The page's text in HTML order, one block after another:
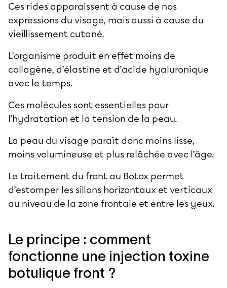
Ces rides apparaissent à cause de nos
expressions du visage, mais aussi à cause du
vieillissement cutané.
L’organisme produit en effet moins de
collagène, d’élastine et d’acide hyaluronique
avec le temps.
Ces molécules sont essentielles pour
l’hydratation et la tension de la peau.
La peau du visage paraît donc moins lisse,
moins volumineuse et plus relâchée avec l’âge.
Le traitement du front au Botox permet
d’estomper les sillons horizontaux et verticaux
au niveau de la zone frontale et entre les yeux.
Le principe : comment
fonctionne une injection toxine
botulique front ?